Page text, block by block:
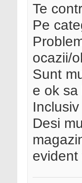
Te
Pe
ocazii/
Sunt
e ok sa
Desi
evident